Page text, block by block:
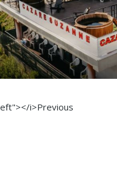
i>Previous